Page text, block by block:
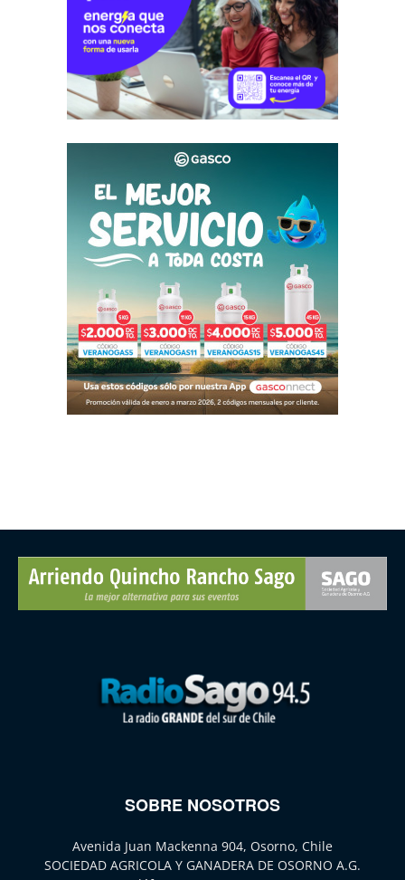
SOBRE NOSOTROS
Avenida Juan Mackenna 904, Osorno, Chile
SOCIEDAD AGRICOLA Y GANADERA DE OSORNO A.G.